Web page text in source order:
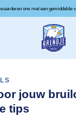
65 klanten waarderen
jouw
tips